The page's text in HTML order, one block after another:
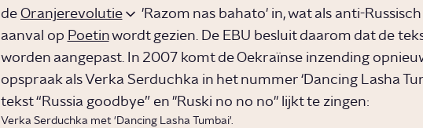
de Oranjerevolutie
'Razom nas bahato' in, wat als anti-Russisch
aanval op Poetinwordt gezien. De EBU besluit daarom dat de
worden aangepast. In 2007 komt de Oekraïnse inzending
opspraak als Verka Serduchka in het nummer ‘Dancing Lasha
tekst “Russia goodbye” en "Ruski no no no" lijkt te zingen:
Verka Serduchka met 'Dancing Lasha Tumbai'.